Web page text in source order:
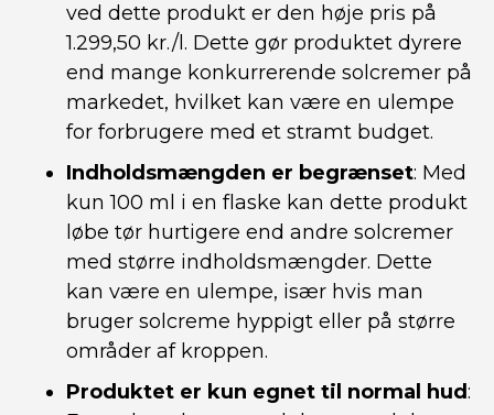
ved dette produkt er den høje pris på
1.299,50 kr./l. Dette gør produktet dyrere
end mange konkurrerende solcremer på
markedet, hvilket kan være en ulempe
for forbrugere med et stramt budget.
Indholdsmængden er begrænset: Med
kun 100 ml i en flaske kan dette produkt
løbe tør hurtigere end andre solcremer
med større indholdsmængder. Dette
kan være en ulempe, især hvis man
bruger solcreme hyppigt eller på større
områder af kroppen.
Produktet er kun egnet til normal hud: